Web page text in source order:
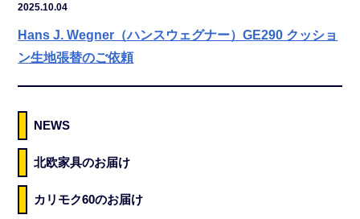
2025.10.04
Hans J. Wegner（ハンスウェグナー）GE290 クッショ
ン生地張替のご依頼
NEWS
北欧家具のお届け
カリモク60のお届け